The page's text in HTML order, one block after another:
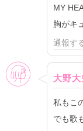
MY
胸がキ
通報す
女性
大野大
私もこ
でも歌